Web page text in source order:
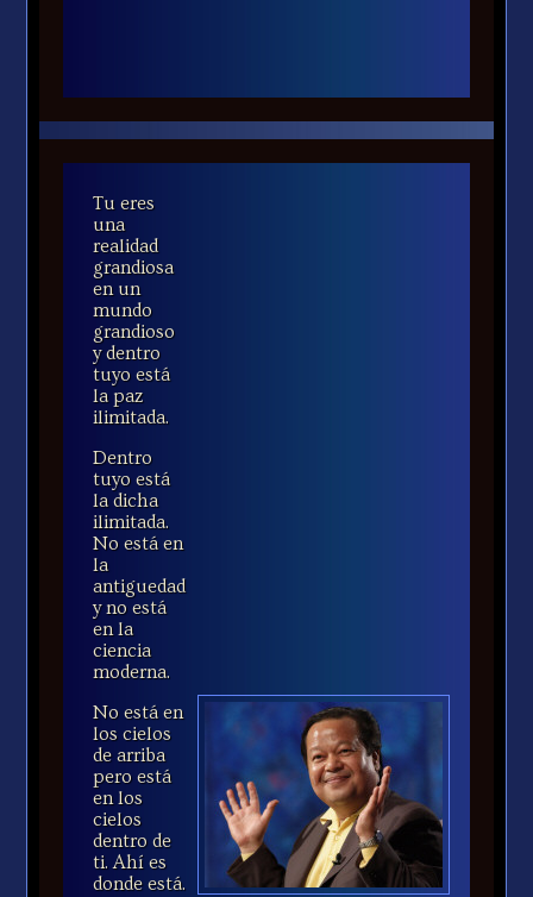
Tu eres
una
realidad
grandiosa
en un
mundo
grandioso
y dentro
tuyo está
la paz
ilimitada.
Dentro
tuyo está
la dicha
ilimitada.
No está en
la
antiguedad
y no está
en la
ciencia
moderna.
No está en
los cielos
de arriba
pero está
en los
cielos
dentro de
ti. Ahí es
donde está.